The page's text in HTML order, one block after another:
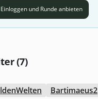
Einloggen und Runde anbieten
(7)
Bartimaeus2